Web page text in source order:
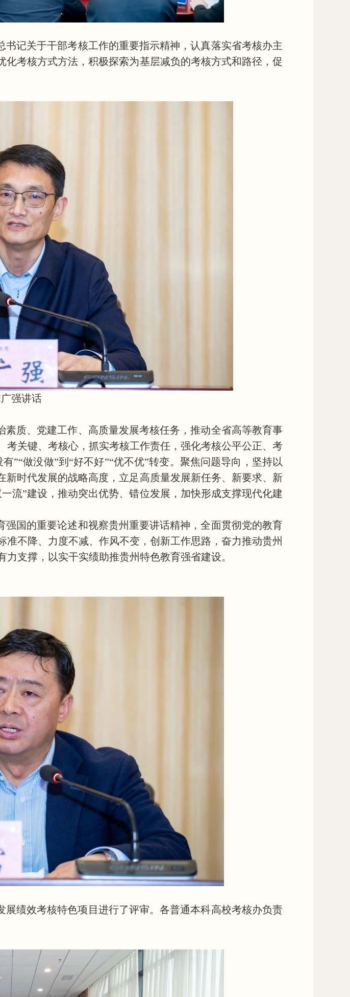
记关于干部考核工作的重要指示精神，认真落实省考核办主
考核方式方法，积极探索为基层减负的考核方式和路径，促
强讲话
质、党建工作、高质量发展考核任务，推动全省高等教育事
关键、考核心，抓实考核工作责任，强化考核公平公正、考
”“做没做”到“好不好”“优不优”转变。聚焦问题导向，坚持以
时代发展的战略高度，立足高质量发展新任务、新要求、新
流”建设，推动突出优势、错位发展，加快形成支撑现代化建
国的重要论述和视察贵州重要讲话精神，全面贯彻党的教育
不降、力度不减、作风不变，创新工作思路，奋力推动贵州
支撑，以实干实绩助推贵州特色教育强省建设。
绩效考核特色项目进行了评审。各普通本科高校考核办负责